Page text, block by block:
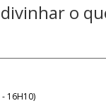
o
16H10)